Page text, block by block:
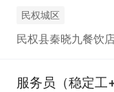
民权城区
民权县秦晓九餐饮
服务员（稳定工